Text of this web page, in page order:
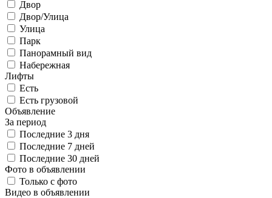
Двор
Двор/Улица
Улица
Парк
Панорамный вид
Набережная
Лифты
Есть
Есть грузовой
Объявление
За период
Последние 3 дня
Последние 7 дней
Последние 30 дней
Фото в объявлении
Только с фото
Видео в объявлении